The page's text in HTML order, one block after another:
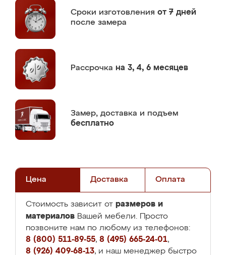
Сроки изготовления от 7 дней
после замера
Рассрочка на 3, 4, 6 месяцев
Замер, доставка и подъем
бесплатно
Цена Доставка Оплата
Стоимость зависит от размеров и
материалов Вашей мебели. Просто
позвоните нам по любому из телефонов:
8 (800) 511-89-55, 8 (495) 665-24-01,
8 (926) 409-68-13, и наш менеджер быстро